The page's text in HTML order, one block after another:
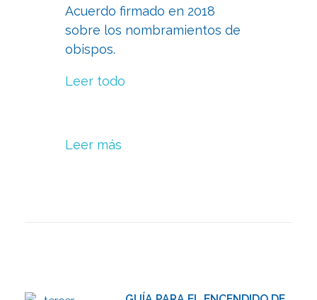
Acuerdo firmado en 2018
sobre los nombramientos de
obispos.
Leer todo
Leer más